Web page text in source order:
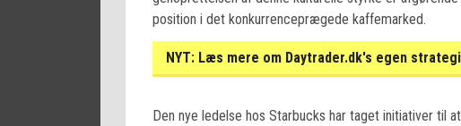
position i det konkurrenceprægede kaffemarked.
NYT: Læs mere om Daytrader.dk's egen
Den nye ledelse hos Starbucks har taget initiativer til